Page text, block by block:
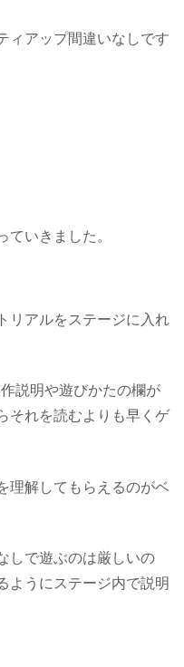
ィアップ間違いなしです
ていきました。
リアルをステージに入れ
説明や遊びかたの欄が
それを読むよりも早くゲ
理解してもらえるのがベ
しで遊ぶのは厳しいの
ようにステージ内で説明